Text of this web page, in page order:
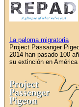
La paloma migratoria
Project Passanger
2014 han pasado 100
su extinción en América